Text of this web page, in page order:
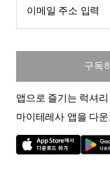
이메일 주소 입력
구독
앱으로 즐기는 럭셔리
마이테레사 앱을 다